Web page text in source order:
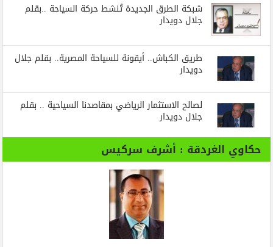
شبكة الطرق الجديدة تُنشط حركة السياحة ..بقلم
جلال دويدار
طريق الكباش.. أيقونة للسياحة المصرية.. بقلم جلال
دويدار
لصالح الاستثمار الرياضي بمقاصدنا السياحية .. بقلم
جلال دويدار
حكاوي الغردقة : أشرف سركيس